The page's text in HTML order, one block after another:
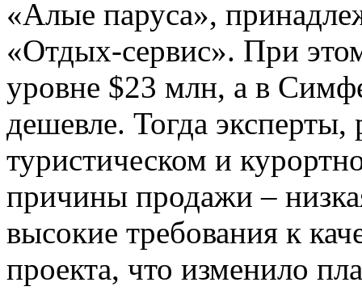
«Алые паруса»,
«Отдых-сервис». При
уровне $23 млн, а в
дешевле. Тогда
туристическом и
причины продажи –
высокие требования к
проекта, что изменило